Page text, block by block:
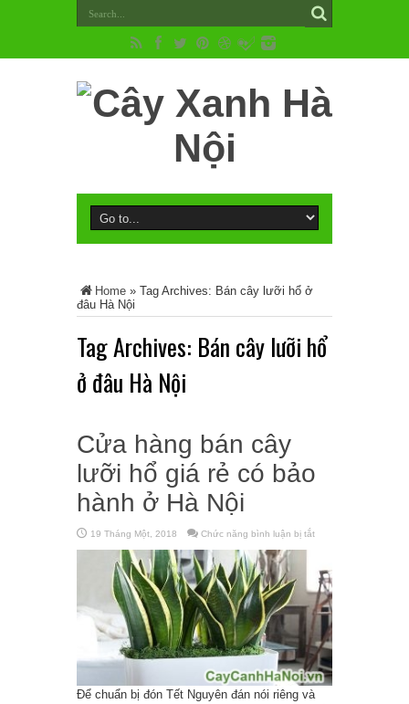
Home » Tag Archives: Bán cây lưỡi hổ ở
đâu Hà Nội
Tag Archives: Bán cây lưỡi hổ
ở đâu Hà Nội
Cửa hàng bán cây
lưỡi hổ giá rẻ có bảo
hành ở Hà Nội
19 Tháng Một, 2018 Chức năng bình luận bị tắt
cây
lưỡi
hổ
giá
rẻ
bảo
hành
ở
Hà
Nội
Để chuẩn bị đón Tết Nguyên đán nói riêng và